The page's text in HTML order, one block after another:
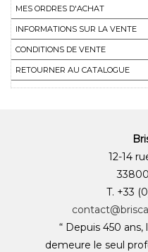
MES ORDRES D'ACHAT
INFORMATIONS SUR LA VENTE
CONDITIONS DE VENTE
RETOURNER AU CATALOGUE
12-14
T. +33
“ Depuis 450
demeure le seul